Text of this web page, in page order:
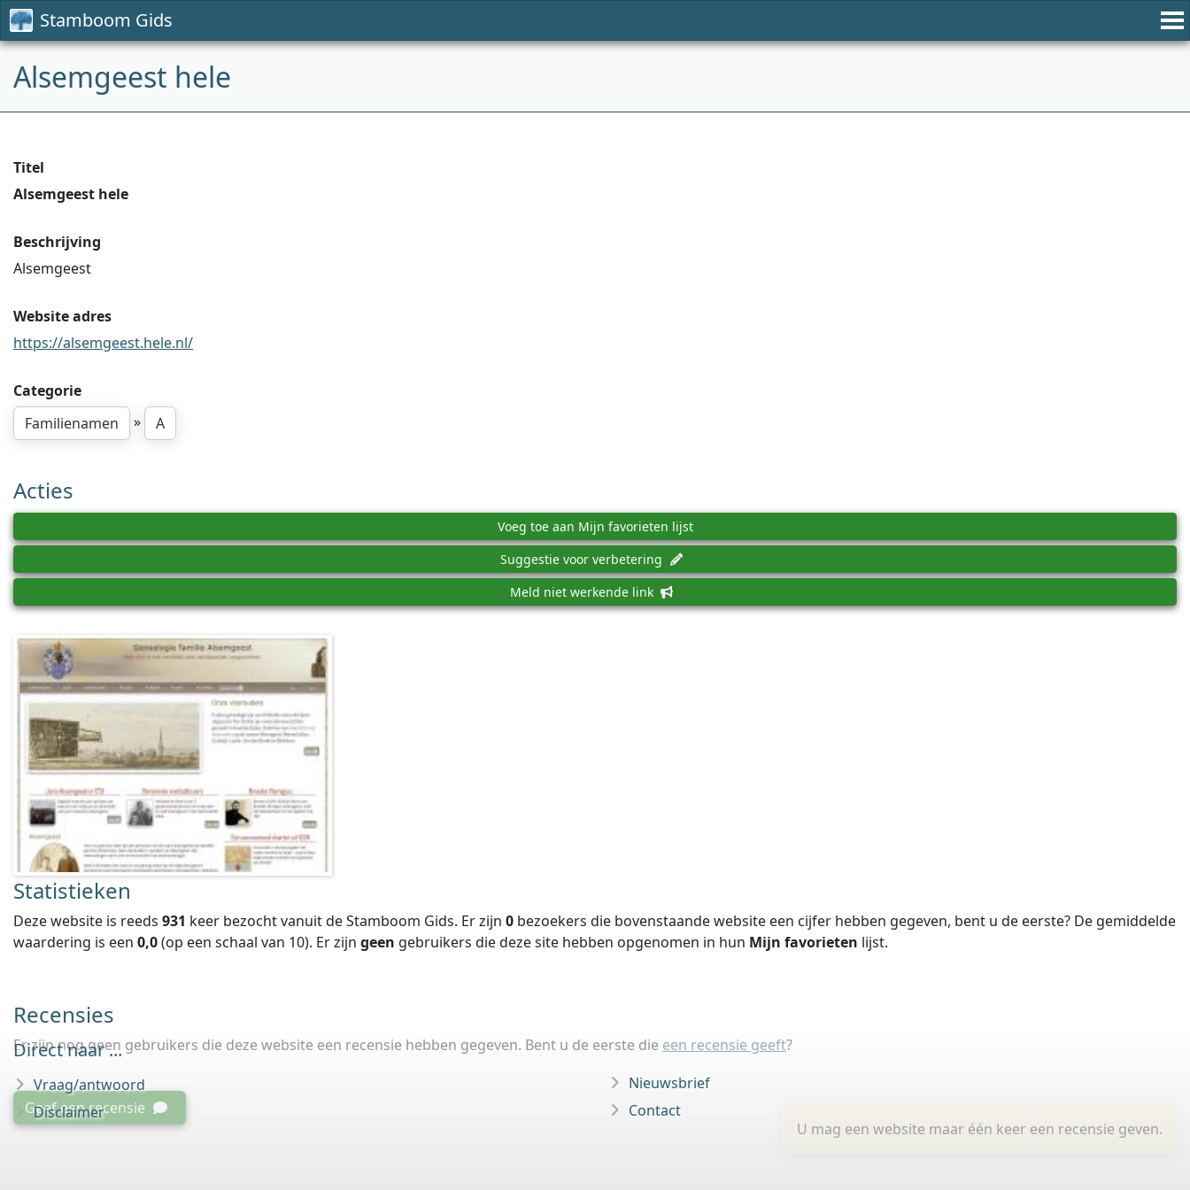
Stamboom Gids
Alsemgeest hele
Titel
Alsemgeest hele
Beschrijving
Alsemgeest
Website adres
https://alsemgeest.hele.nl/
Categorie
Familienamen
» A
Acties
Voeg toe aan Mijn favorieten lijst
Suggestie voor verbetering
Meld niet werkende link
Statistieken
Deze website is reeds 931 keer bezocht vanuit de Stamboom Gids. Er zijn 0 bezoekers die bovenstaande website een cijfer hebben gegeven, bent u de eerste? De gemiddelde
waardering is een 0,0(op een schaal van 10). Er zijn geen gebruikers die deze site hebben opgenomen in hun Mijn favorieten lijst.
Recensies
Er zijn nog geen gebruikers die deze website een recensie hebben gegeven. Bent u de eerste die een recensie geeft?
U mag een website maar één keer een recensie geven.
Geef een recensie
Direct naar ...
Vraag/antwoord
Disclaimer
Nieuwsbrief
Contact